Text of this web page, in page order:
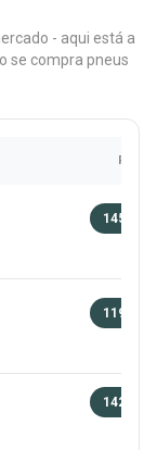
- aqui está a
se compra pneus
145 €
119 €
142 €